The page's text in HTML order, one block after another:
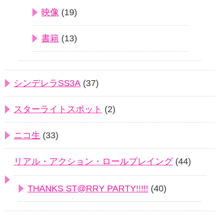
映像 (19)
書籍 (13)
シンデレラSS3A (37)
スターライトスポット (2)
ニコ生 (33)
リアル・アクション・ロールプレイング(44)
THANKS ST@RRY PARTY!!!!! (40)